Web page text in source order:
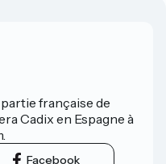
partie française de
Cadix en Espagne à
Facebook